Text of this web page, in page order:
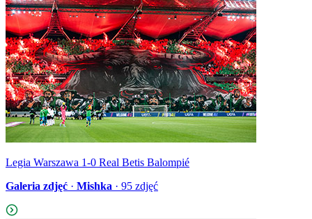
Legia Warszawa 1-0 Real Betis Balompié
Galeria zdjęć · Mishka · 95 zdjęć